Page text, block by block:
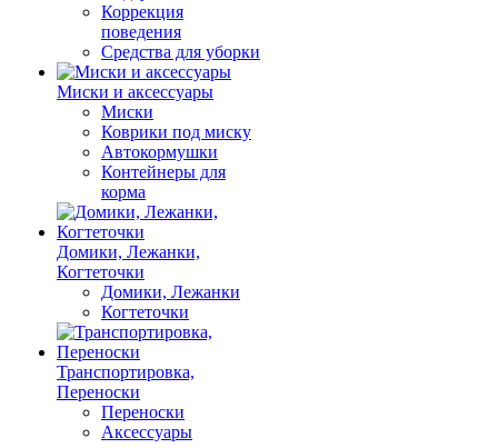
Коррекция
поведения
Средства для уборки
Миски и аксессуары
Миски
Коврики под миску
Автокормушки
Контейнеры для
корма
Домики, Лежанки,
Когтеточки
Домики, Лежанки
Когтеточки
Транспортировка,
Переноски
Переноски
Аксессуары